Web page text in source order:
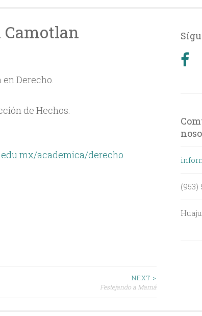
Camotlan
Derecho.
de Hechos.
academica/derecho
NEXT >
Festejando a Mamá
(953)